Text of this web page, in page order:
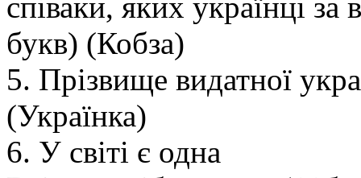
букв) (Кобза)
5. Прізвище видатної
(Українка)
6. У світі є одна